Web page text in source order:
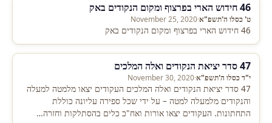
46 חידוש הארי בפרצוף ומקום הנקודים באק
ט' כסלו ה'תשפ"א·
November 25, 2020
46 חידוש הארי בפרצוף ומקום הנקודים באק
47 סדר יציאת הנקודים ואלה המלכים
י"ד כסלו ה'תשפ"א·
November 30, 2020
47 סדר יציאת הנקודים ואלה המלכים העקודים יצאו מלמטה למעלה
והנקודים מלמעלה למטה – על ידי שכל ספירה עליונה כוללת
התחתונות. העקודים יצאו אורות ואח"כ כלים בהסתלקות וחזרה…